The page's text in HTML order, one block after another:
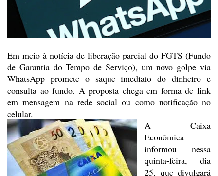
Em meio à notícia de liberação parcial do FGTS (Fundo
de Garantia do Tempo de Serviço), um novo golpe via
WhatsApp promete o saque imediato do dinheiro e
consulta ao fundo. A proposta chega em forma de link
em mensagem na rede social ou como notificação no
celular.
A Caixa
Econômica
informou nessa
quinta-feira, dia
25, que divulgará